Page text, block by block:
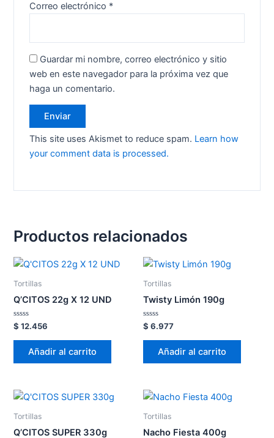
Correo electrónico *
Guardar mi nombre, correo electrónico y sitio
web en este navegador para la próxima vez que
haga un comentario.
This site uses Akismet to reduce spam. Learn how
your comment data is processed.
Productos relacionados
Tortillas
Q’CITOS 22g X 12 UND
Valorado
en
0
$ 12.456
Añadir al carrito
Tortillas
Twisty Limón 190g
Valorado
en
0
$ 6.977
Añadir al carrito
Tortillas
Q’CITOS SUPER 330g
Tortillas
Nacho Fiesta 400g